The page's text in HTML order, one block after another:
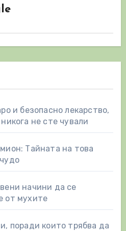
и безопасно лекарство,
не сте чували
Тайната на това
начини да се
от мухите
поради които трябва да